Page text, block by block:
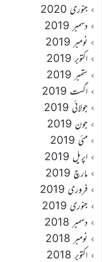
جنوری 2020
دسمبر 2019
نومبر 2019
اکتوبر 2019
ستمبر 2019
اگست 2019
جولائی 2019
جون 2019
مئی 2019
اپریل 2019
مارچ 2019
فروری 2019
جنوری 2019
دسمبر 2018
نومبر 2018
اکتوبر 2018